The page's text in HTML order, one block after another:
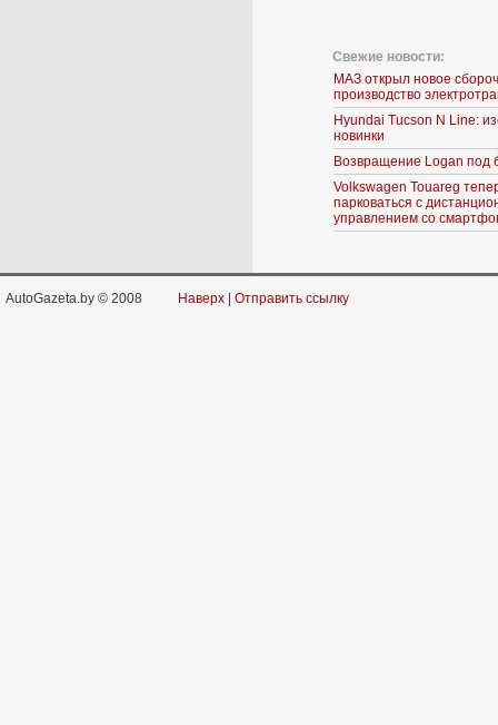
Свежие новости:
МАЗ открыл новое
производство
Hyundai Tucson N Line:
новинки
Возвращение Logan под
Volkswagen Touareg
парковаться с
управлением со
AutoGazeta.by © 2008 Наверх Отправить ссылку